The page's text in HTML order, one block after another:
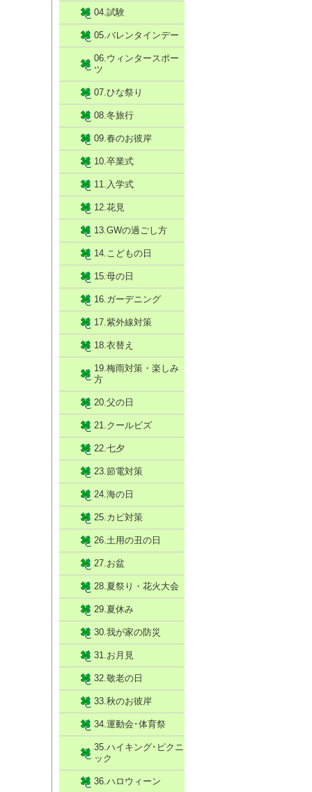
04.試験
05.バレンタインデー
06.ウィンタースポー
ツ
07.ひな祭り
08.冬旅行
09.春のお彼岸
10.卒業式
11.入学式
12.花見
13.GWの過ごし方
14.こどもの日
15.母の日
16.ガーデニング
17.紫外線対策
18.衣替え
19.梅雨対策・楽しみ
方
20.父の日
21.クールビズ
22.七夕
23.節電対策
24.海の日
25.カビ対策
26.土用の丑の日
27.お盆
28.夏祭り・花火大会
29.夏休み
30.我が家の防災
31.お月見
32.敬老の日
33.秋のお彼岸
34.運動会･体育祭
35.ハイキング･ピクニ
ック
36.ハロウィーン